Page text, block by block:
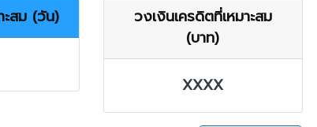
ะสม (วัน)
วงเงินเครดิตที่เหมาะสม
(บาท)
XXXX